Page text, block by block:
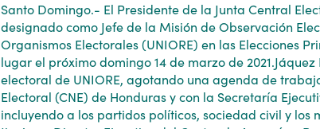
Santo Domingo.- El Presidente de la Junta Central
designado como Jefe de la Misión de Observación
Organismos Electorales (UNIORE) en las Elecciones
lugar el próximo domingo 14 de marzo de
electoral de UNIORE, agotando una agenda de
Electoral (CNE) de Honduras y con la Secretaría
incluyendo a los partidos políticos, sociedad civil y los